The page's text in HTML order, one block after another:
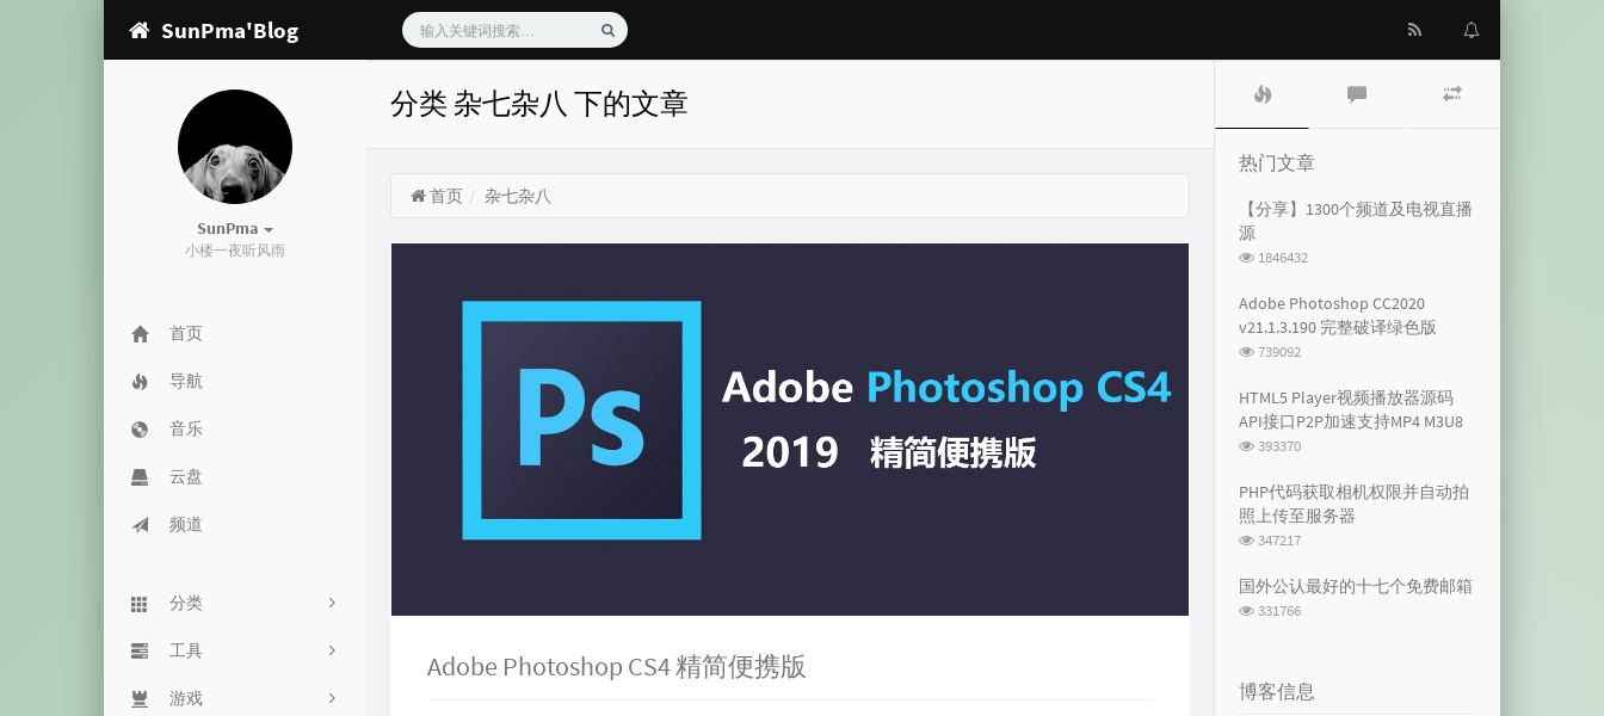
SunPma'Blog
SunPma
小楼一夜听风雨
首页
导航
音乐
云盘
频道
分类
90
Linux
24
Typecho
工具
服务监控
游戏
分类 杂七杂八 下的文章
首页 杂七杂八
Adobe Photoshop CS4 精简便携版
文
章
评
文
热门文章
【分享】1300个频道及电视直播
源
浏
次
数:
1846432
Adobe Photoshop CC2020
v21.1.3.190 完整破译绿色版
浏
次
数:
739092
HTML5 Player视频播放器源码
API接口P2P加速支持MP4 M3U8
浏
次
数:
393370
PHP代码获取相机权限并自动拍
照上传至服务器
浏
次
数:
347217
国外公认最好的十七个免费邮箱
浏
331766
博客信息